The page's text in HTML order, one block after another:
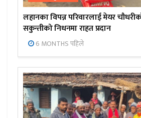
लहानका विपन्न परिवारलाई मेयर
सकुन्तीको निधनमा राहत प्रदान
6 MONTHS पहिले